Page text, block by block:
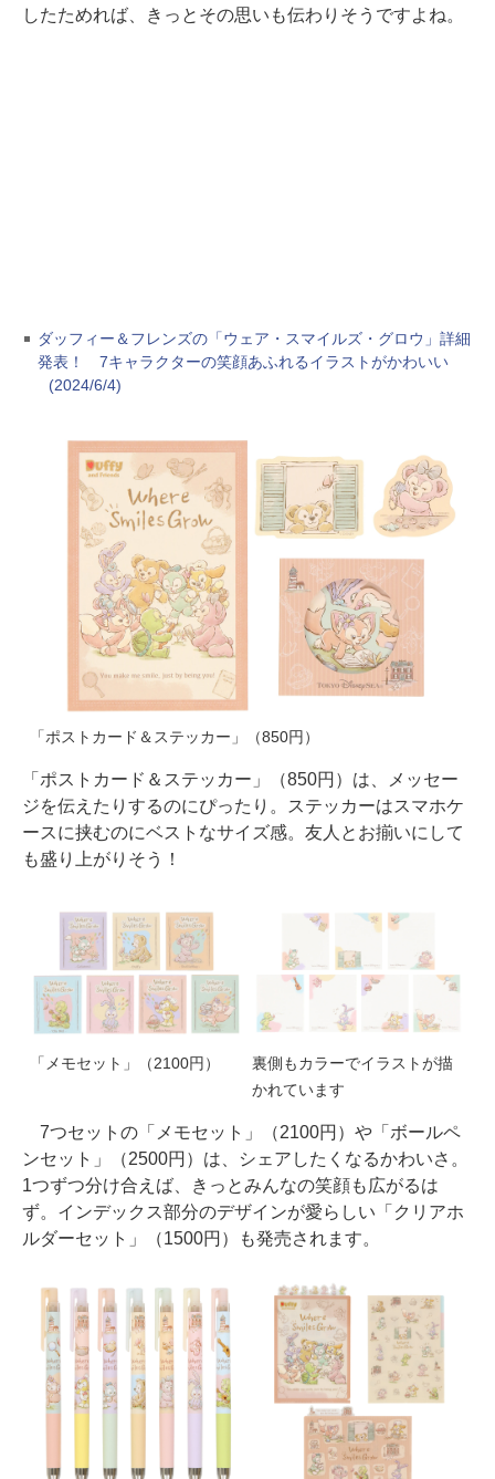
したためれば、きっとその思いも伝わりそうですよね。
ダッフィー＆フレンズの「ウェア・スマイルズ・グロウ」詳細
発表！ 7キャラクターの笑顔あふれるイラストがかわいい
(2024/6/4)
「ポストカード＆ステッカー」（850円）
「ポストカード＆ステッカー」（850円）は、メッセー
ジを伝えたりするのにぴったり。ステッカーはスマホケ
ースに挟むのにベストなサイズ感。友人とお揃いにして
も盛り上がりそう！
「メモセット」（2100円）
裏側もカラーでイラストが描
かれています
7つセットの「メモセット」（2100円）や「ボールペ
ンセット」（2500円）は、シェアしたくなるかわいさ。
1つずつ分け合えば、きっとみんなの笑顔も広がるは
ず。インデックス部分のデザインが愛らしい「クリアホ
ルダーセット」（1500円）も発売されます。